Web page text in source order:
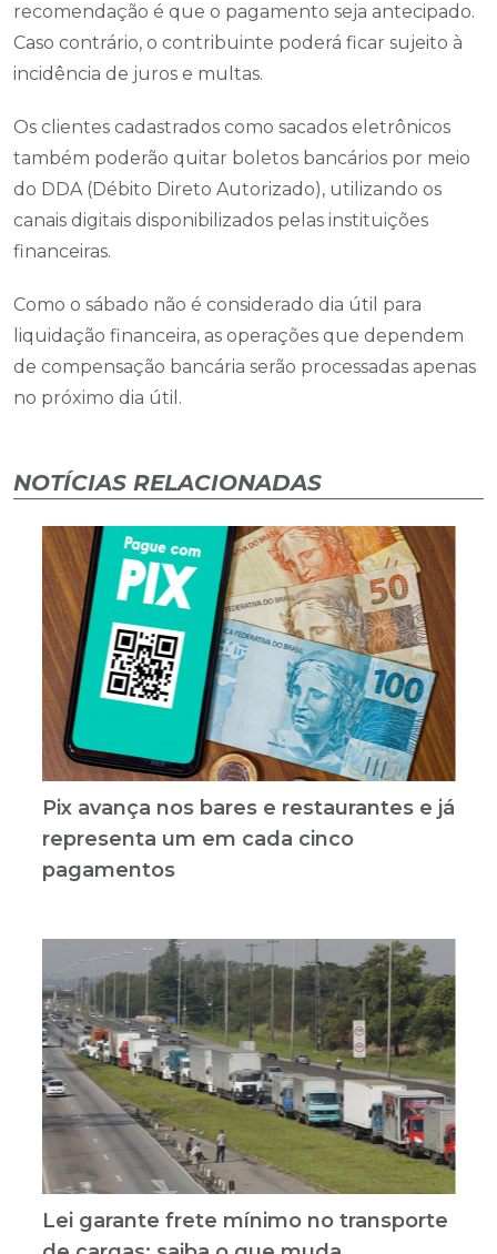
recomendação é que o pagamento seja antecipado.
Caso contrário, o contribuinte poderá ficar sujeito à
incidência de juros e multas.
Os clientes cadastrados como sacados eletrônicos
também poderão quitar boletos bancários por meio
do DDA (Débito Direto Autorizado), utilizando os
canais digitais disponibilizados pelas instituições
financeiras.
Como o sábado não é considerado dia útil para
liquidação financeira, as operações que dependem
de compensação bancária serão processadas apenas
no próximo dia útil.
NOTÍCIAS RELACIONADAS
Pix avança nos bares e restaurantes e já
representa um em cada cinco
pagamentos
Lei garante frete mínimo no transporte